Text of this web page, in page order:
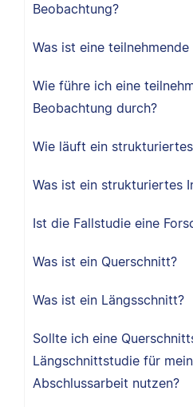
Beobachtung?
Was ist eine
Wie führe ich eine
Beobachtung durch?
Wie läuft ein
Was ist ein strukturiertes
Ist die Fallstudie eine
Was ist ein Querschnitt?
Was ist ein Längsschnitt?
Sollte ich eine
Längschnittstudie für
Abschlussarbeit nutzen?